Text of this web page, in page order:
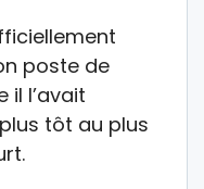
poste de
il l’avait
tôt au plus